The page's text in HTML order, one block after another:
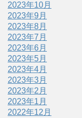
2023年10月
2023年9月
2023年8月
2023年7月
2023年6月
2023年5月
2023年4月
2023年3月
2023年2月
2023年1月
2022年12月